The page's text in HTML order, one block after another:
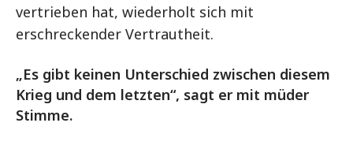
vertrieben hat, wiederholt sich mit
erschreckender Vertrautheit.
„Es gibt keinen Unterschied zwischen diesem
Krieg und dem letzten“, sagt er mit müder
Stimme.